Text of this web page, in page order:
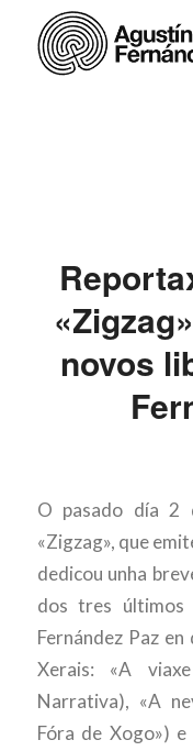
novos
O pasado día 2
«Zigzag», que
dedicou unha
dos tres últimos
Fernández Paz
Xerais: «A
Narrativa), «A
Fóra de Xogo»)